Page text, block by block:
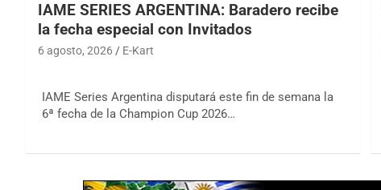
IAME SERIES ARGENTINA: Baradero recibe
la fecha especial con Invitados
6 agosto, 2026 E-Kart
IAME Series Argentina disputará este fin de semana la
6ª fecha de la Champion Cup 2026…